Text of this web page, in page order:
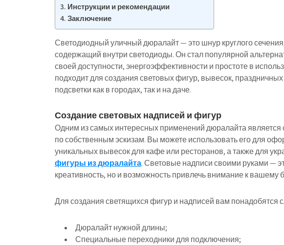
Инструкции и рекомендации
Заключение
Светодиодный уличный дюралайт — это шнур круглого
содержащий внутри светодиоды. Он стал популярной
своей доступности, энергоэффективности и простоте в
подходит для создания световых фигур, вывесок,
подсветки как в городах, так и на даче.
Создание световых надписей и фигур
Одним из самых интересных применений дюралайта является
по собственным эскизам. Вы можете использовать его для
уникальных вывесок для кафе или ресторанов, а также для
фигуры из дюралайта. Световые надписи своими руками —
креативность, но и возможность привлечь внимание к вашему
Для создания светящихся фигур и надписей вам
Дюралайт нужной длины;
Специальные переходники для подключения;